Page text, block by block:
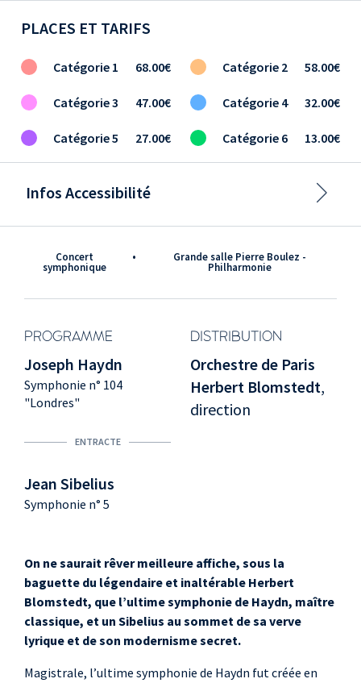
Concert
symphonique
• Grande salle Pierre Boulez -
Philharmonie
PROGRAMME DISTRIBUTION
Joseph Haydn
Symphonie n° 104
"Londres"
ENTRACTE
Jean Sibelius
Symphonie n° 5
Orchestre de Paris
Herbert Blomstedt,
direction
On ne saurait rêver meilleure affiche, sous la
baguette du légendaire et inaltérable Herbert
Blomstedt, que l’ultime symphonie de Haydn, maître
classique, et un Sibelius au sommet de sa verve
lyrique et de son modernisme secret.
Magistrale, l’ultime symphonie de Haydn fut créée en
PLACES ET TARIFS
Catégorie 1 68.00€ Catégorie 2 58.00€
Catégorie 3 47.00€ Catégorie 4 32.00€
Catégorie 5 27.00€ Catégorie 6 13.00€
Infos Accessibilité